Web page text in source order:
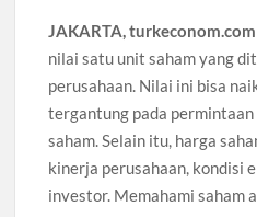
JAKARTA, turkeconom.com
nilai satu unit saham yang
perusahaan. Nilai ini bisa
tergantung pada
saham. Selain itu, harga
kinerja perusahaan, kondisi
investor. Memahami saham